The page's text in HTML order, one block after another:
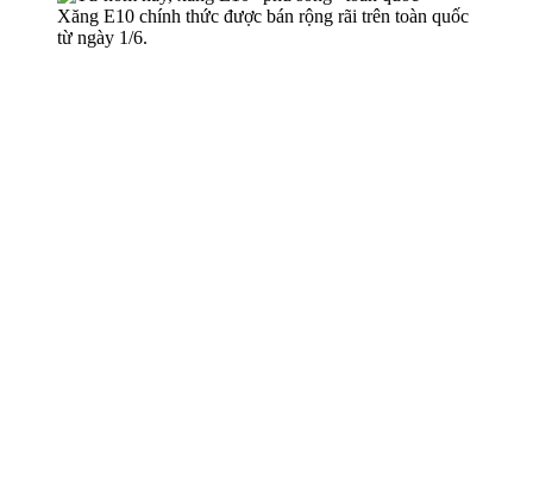
Xăng E10 chính thức được bán rộng rãi trên toàn quốc
từ ngày 1/6.